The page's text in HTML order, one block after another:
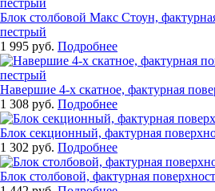
Блок столбовой Макс Стоун,
пестрый
1 995 руб. Подробнее
Навершие 4-x скатное, фактурная
1 308 руб. Подробнее
Блок секционный, фактурная
1 302 руб. Подробнее
Блок столбовой, фактурная